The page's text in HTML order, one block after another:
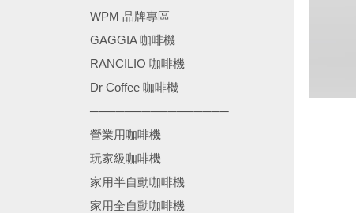
WPM 品牌專區
GAGGIA 咖啡機
RANCILIO 咖啡機
Dr Coffee 咖啡機
────────────────
營業用咖啡機
玩家級咖啡機
家用半自動咖啡機
家用全自動咖啡機